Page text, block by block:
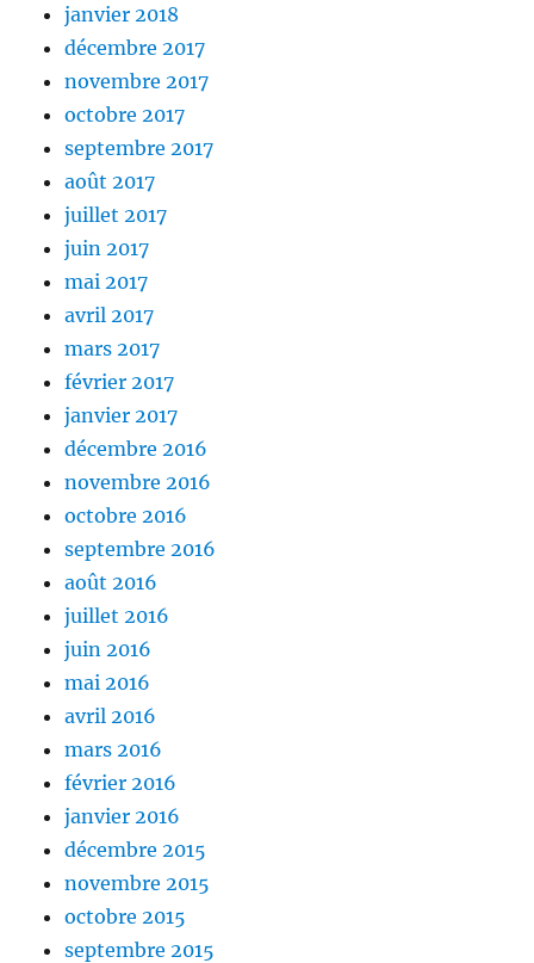
janvier 2018
décembre 2017
novembre 2017
octobre 2017
septembre 2017
août 2017
juillet 2017
juin 2017
mai 2017
avril 2017
mars 2017
février 2017
janvier 2017
décembre 2016
novembre 2016
octobre 2016
septembre 2016
août 2016
juillet 2016
juin 2016
mai 2016
avril 2016
mars 2016
février 2016
janvier 2016
décembre 2015
novembre 2015
octobre 2015
septembre 2015